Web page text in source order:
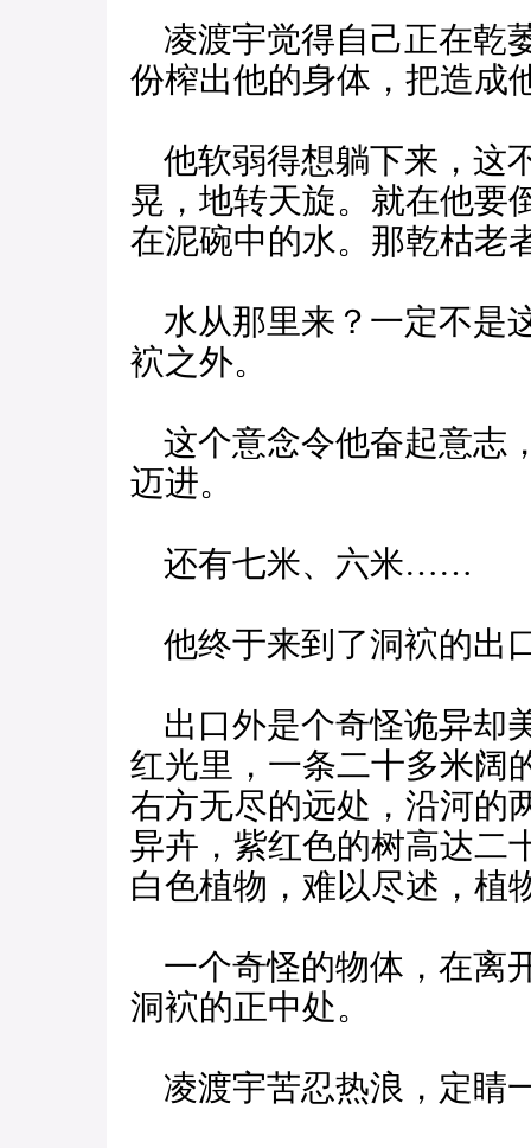
凌渡宇觉得自己正在乾
份榨出他的身体，把造成
他软弱得想躺下来，这
晃，地转天旋。就在他要
在泥碗中的水。那乾枯老
水从那里来？一定不是
袕之外。
这个意念令他奋起意志
迈进。
还有七米、六米……
他终于来到了洞袕的出
出口外是个奇怪诡异却
红光里，一条二十多米阔
右方无尽的远处，沿河的
异卉，紫红色的树高达二
白色植物，难以尽述，植
一个奇怪的物体，在离
洞袕的正中处。
凌渡宇苦忍热浪，定睛